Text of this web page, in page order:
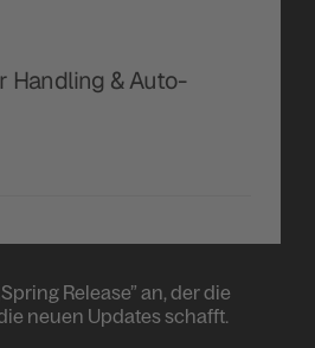
Handling & Auto-
Release” an, der die
neuen Updates schafft.